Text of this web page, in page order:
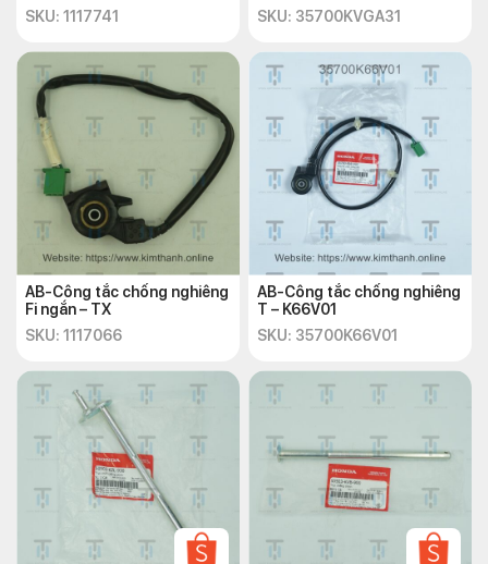
SKU: 1117741
SKU: 35700KVGA31
AB-Công tắc chống nghiêng
Fi ngắn – TX
SKU: 1117066
AB-Công tắc chống nghiêng
T – K66V01
SKU: 35700K66V01